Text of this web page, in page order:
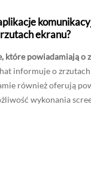
ekranu?
które powiadamiają o
informuje o
również oferują
wykonania